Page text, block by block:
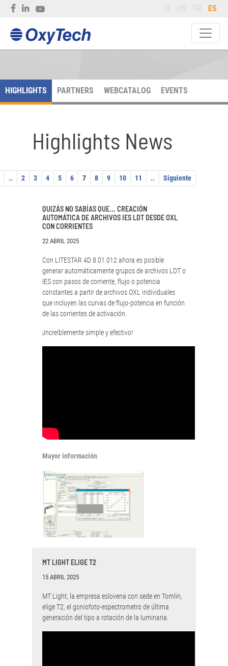
IT EN FR ES
HIGHLIGHTS PARTNERS WEBCATALOG EVENTS
Highlights News
.. 2 3 4 5 6 7 8 9 10 11 .. Siguiente
QUIZÁS NO SABÍAS QUE... CREACIÓN
AUTOMÁTICA DE ARCHIVOS IES LDT DESDE OXL
CON CORRIENTES
22 ABRIL 2025
Con LITESTAR 4D 8.01.012 ahora es posible
generar automáticamente grupos de archivos LDT o
IES con pasos de corriente, flujo o potencia
constantes a partir de archivos OXL individuales
que incluyen las curvas de flujo-potencia en función
de las corrientes de activación.
¡Increíblemente simple y efectivo!
Mayor información
MT LIGHT ELIGE T2
15 ABRIL 2025
MT Light, la empresa eslovena con sede en Tomlin,
elige T2, el goniofoto-espectrometro de última
generación del tipo a rotación de la luminaria.